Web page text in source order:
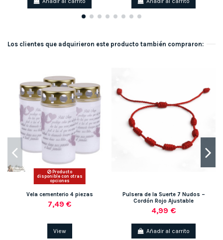
Los clientes que adquirieron este producto también compraron:
Producto
disponible con otras
opciones
Vela cementerio 4 piezas
7,49 €
View
Pulsera de la Suerte 7 Nudos –
Cordón Rojo Ajustable
4,99 €
Añadir al carrito